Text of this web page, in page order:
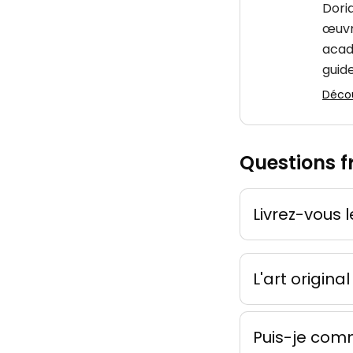
Peinture
par
Questions
Livrez-vous
L'art
Puis-je